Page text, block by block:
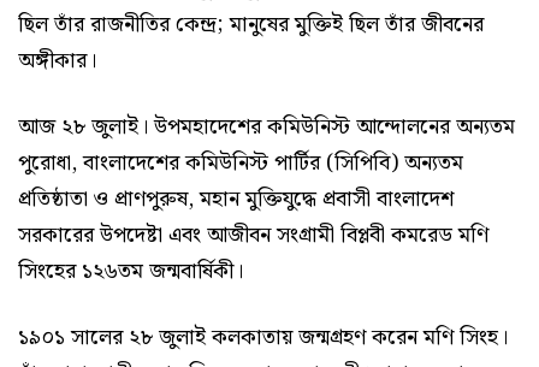
ছিল তাঁর রাজনীতির কেন্দ্র; মানুষের মুক্তিই ছিল তাঁর জীবনের
অঙ্গীকার।
আজ ২৮ জুলাই। উপমহাদেশের কমিউনিস্ট আন্দোলনের অন্যতম
পুরোধা, বাংলাদেশের কমিউনিস্ট পার্টির (সিপিবি) অন্যতম
প্রতিষ্ঠাতা ও প্রাণপুরুষ, মহান মুক্তিযুদ্ধে প্রবাসী বাংলাদেশ
সরকারের উপদেষ্টা এবং আজীবন সংগ্রামী বিপ্লবী কমরেড মণি
সিংহের ১২৬তম জন্মবার্ষিকী।
১৯০১ সালের ২৮ জুলাই কলকাতায় জন্মগ্রহণ করেন মণি সিংহ।